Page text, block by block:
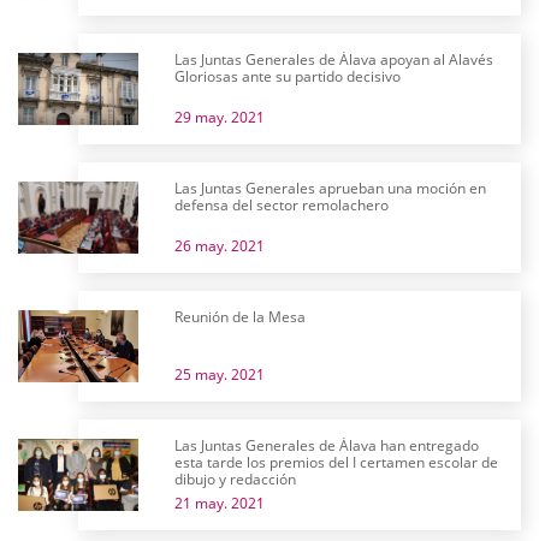
Las Juntas Generales de Álava apoyan al Alavés
Gloriosas ante su partido decisivo
29 may. 2021
Las Juntas Generales aprueban una moción en
defensa del sector remolachero
26 may. 2021
Reunión de la Mesa
25 may. 2021
Las Juntas Generales de Álava han entregado
esta tarde los premios del I certamen escolar de
dibujo y redacción
21 may. 2021